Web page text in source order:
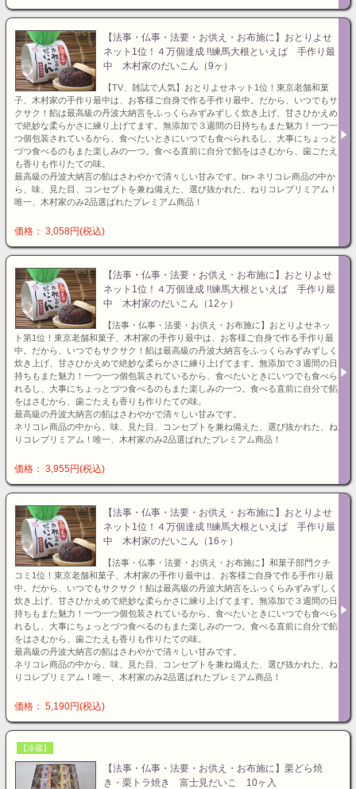
【法事・仏事・法要・お供え・お布施に】おとりよせ
ネット1位！４万個達成 !!練馬大根といえば 手作り最
中 木村家のだいこん（9ヶ）
【TV、雑誌で人気】おとりよせネット1位！東京老舗和菓
子、木村家の手作り最中は、お客様ご自身で作る手作り最中。だから、いつでもサ
クサク！餡は最高級の丹波大納言をふっくらみずみずしく炊き上げ、甘さひかえめ
で絶妙な柔らかさに練り上げてます。無添加で３週間の日持ちもまた魅力！一つ一
つ個包装されているから、食べたいときにいつでも食べられるし、大事にちょっと
づつ食べるのもまた楽しみの一つ。食べる直前に自分で餡をはさむから、歯ごたえ
も香りも作りたての味。
最高級の丹波大納言の餡はさわやかで清々しい甘みです。br> ネリコレ商品の中か
ら、味、見た目、コンセプトを兼ね備えた、選び抜かれた、ねりコレプリミアム！
唯一、木村家のみ2品選ばれたプレミアム商品！
価格： 3,058円(税込)
【法事・仏事・法要・お供え・お布施に】おとりよせ
ネット1位！４万個達成 !!練馬大根といえば 手作り最
中 木村家のだいこん（12ヶ）
【法事・仏事・法要・お供え・お布施に】おとりよせネッ
ト第1位！東京老舗和菓子、木村家の手作り最中は、お客様ご自身で作る手作り最
中。だから、いつでもサクサク！餡は最高級の丹波大納言をふっくらみずみずしく
炊き上げ、甘さひかえめで絶妙な柔らかさに練り上げてます。無添加で３週間の日
持ちもまた魅力！一つ一つ個包装されているから、食べたいときにいつでも食べら
れるし、大事にちょっとづつ食べるのもまた楽しみの一つ。食べる直前に自分で餡
をはさむから、歯ごたえも香りも作りたての味。
最高級の丹波大納言の餡はさわやかで清々しい甘みです。
ネリコレ商品の中から、味、見た目、コンセプトを兼ね備えた、選び抜かれた、ね
りコレプリミアム！唯一、木村家のみ2品選ばれたプレミアム商品！
価格： 3,955円(税込)
【法事・仏事・法要・お供え・お布施に】おとりよせ
ネット1位！４万個達成 !!練馬大根といえば 手作り最
中 木村家のだいこん（16ヶ）
【法事・仏事・法要・お供え・お布施に】和菓子部門クチ
コミ1位！東京老舗和菓子、木村家の手作り最中は、お客様ご自身で作る手作り最
中。だから、いつでもサクサク！餡は最高級の丹波大納言をふっくらみずみずしく
炊き上げ、甘さひかえめで絶妙な柔らかさに練り上げてます。無添加で３週間の日
持ちもまた魅力！一つ一つ個包装されているから、食べたいときにいつでも食べら
れるし、大事にちょっとづつ食べるのもまた楽しみの一つ。食べる直前に自分で餡
をはさむから、歯ごたえも香りも作りたての味。
最高級の丹波大納言の餡はさわやかで清々しい甘みです。
ネリコレ商品の中から、味、見た目、コンセプトを兼ね備えた、選び抜かれた、ね
りコレプリミアム！唯一、木村家のみ2品選ばれたプレミアム商品！
価格： 5,190円(税込)
【冷蔵】
【法事・仏事・法要・お供え・お布施に】栗どら焼
き・栗トラ焼き 富士見だいこ 10ヶ入